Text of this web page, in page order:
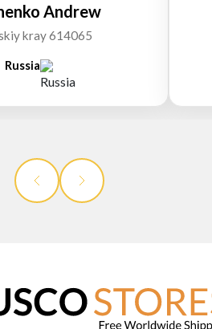
Andrew
kray 614065
Russia